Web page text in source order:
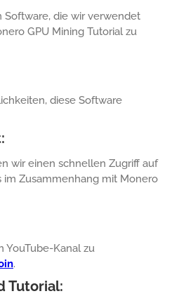
Software, die wir verwendet
GPU Mining Tutorial zu
diese Software
wir einen schnellen Zugriff auf
im Zusammenhang mit Monero
YouTube-Kanal zu
.
Tutorial: